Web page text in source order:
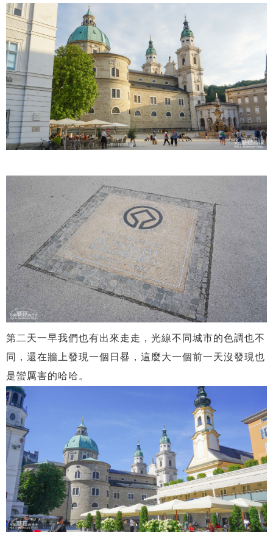
第二天一早我們也有出來走走，光線不同城市的色調也不
同，還在牆上發現一個日晷，這麼大一個前一天沒發現也
是蠻厲害的哈哈。